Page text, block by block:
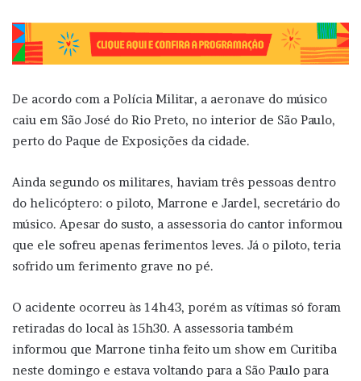
De acordo com a Polícia Militar, a aeronave do músico
caiu em São José do Rio Preto, no interior de São Paulo,
perto do Paque de Exposições da cidade.
Ainda segundo os militares, haviam três pessoas dentro
do helicóptero: o piloto, Marrone e Jardel, secretário do
músico. Apesar do susto, a assessoria do cantor informou
que ele sofreu apenas ferimentos leves. Já o piloto, teria
sofrido um ferimento grave no pé.
O acidente ocorreu às 14h43, porém as vítimas só foram
retiradas do local às 15h30. A assessoria também
informou que Marrone tinha feito um show em Curitiba
neste domingo e estava voltando para a São Paulo para